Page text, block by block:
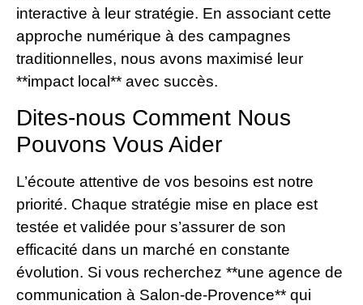
interactive à leur stratégie. En associant cette
approche numérique à des campagnes
traditionnelles, nous avons maximisé leur
**impact local** avec succès.
Dites-nous Comment Nous
Pouvons Vous Aider
L’écoute attentive de vos besoins est notre
priorité. Chaque stratégie mise en place est
testée et validée pour s’assurer de son
efficacité dans un marché en constante
évolution. Si vous recherchez **une agence de
communication à Salon-de-Provence** qui